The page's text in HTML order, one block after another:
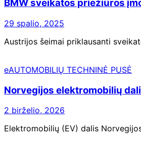
BMW sveikatos priežiūros
29 spalio, 2025
Austrijos šeimai priklausanti
eAUTOMOBILIŲ TECHNINĖ PUSĖ
Norvegijos elektromobilių
2 birželio, 2026
Elektromobilių (EV) dalis